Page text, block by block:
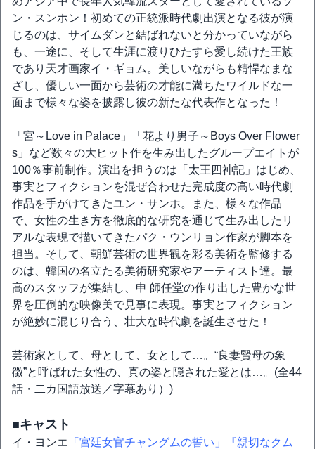
ン・スンホン！初めての正統派時代劇出演となる彼が演
じるのは、サイムダンと結ばれないと分かっていながら
も、一途に、そして生涯に渡りひたすら愛し続けた王族
であり天才画家イ・ギョム。美しいながらも精悍なまな
ざし、優しい一面から芸術の才能に満ちたワイルドな一
面まで様々な姿を披露し彼の新たな代表作となった！
「宮～Love in Palace」「花より男子～Boys Over Flower
s」など数々の大ヒット作を生み出したグループエイトが
100％事前制作。演出を担うのは「太王四神記」はじめ、
事実とフィクションを混ぜ合わせた完成度の高い時代劇
作品を手がけてきたユン・サンホ。また、様々な作品
で、女性の生き方を徹底的な研究を通じて生み出したリ
アルな表現で描いてきたパク・ウンリョン作家が脚本を
担当。そして、朝鮮芸術の世界観を彩る美術を監修する
のは、韓国の名立たる美術研究家やアーティスト達。最
高のスタッフが集結し、申 師任堂の作り出した豊かな世
界を圧倒的な映像美で見事に表現。事実とフィクション
が絶妙に混じり合う、壮大な時代劇を誕生させた！
芸術家として、母として、女として…。“良妻賢母の象
徴”と呼ばれた女性の、真の姿と隠された愛とは…。(全44
話・二カ国語放送／字幕あり）)
■キャスト
イ・ヨンエ 「宮廷女官チャングムの誓い」
『親切なクム